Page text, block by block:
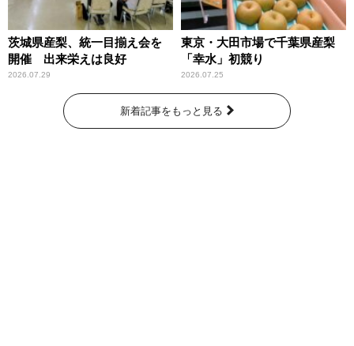
茨城県産梨、統一目揃え会を
開催 出来栄えは良好
2026.07.29
東京・大田市場で千葉県産梨
「幸水」初競り
2026.07.25
新着記事をもっと見る